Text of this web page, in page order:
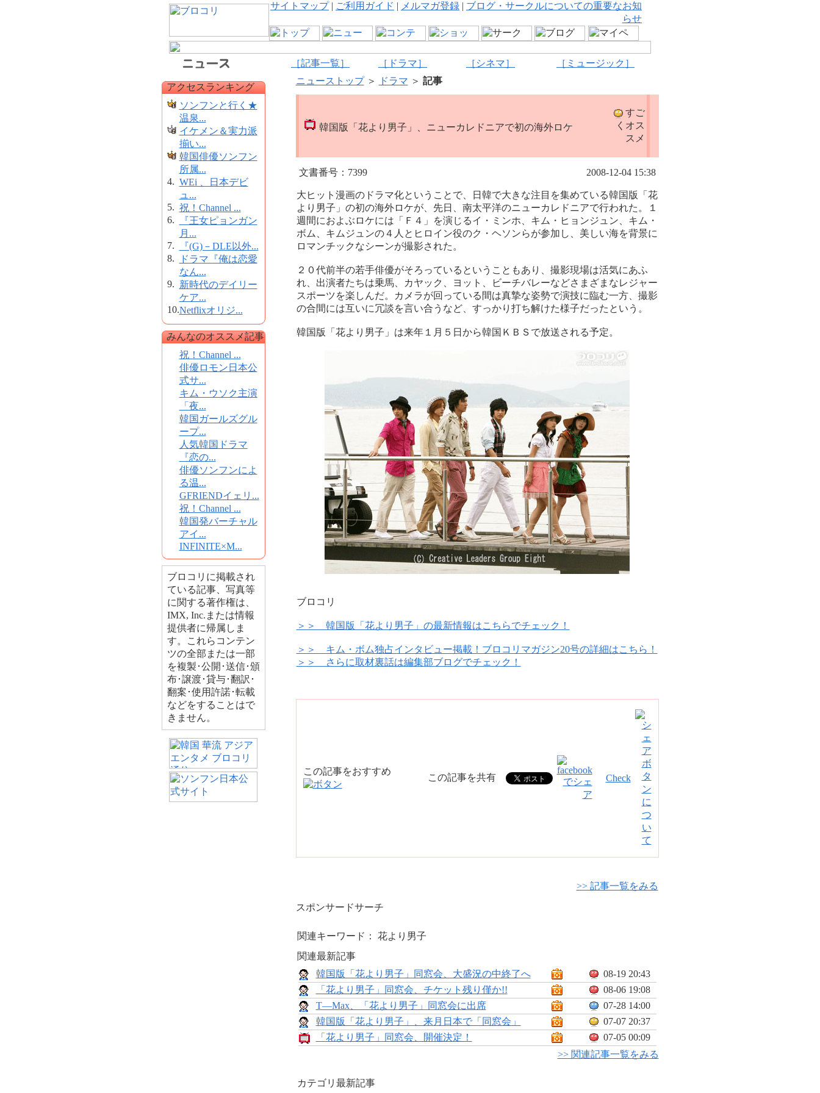
サイトマップ| ご利用ガイド | メルマガ登録 | ブログ・サークルについての重要なお知
らせ
［記事一覧］ ［ドラマ］ ［シネマ］ ［ミュージック］
アクセスランキング
ソンフンと行く★
温泉...
イケメン＆実力派
揃い...
韓国俳優ソンフン
所属...
4. WEi 、日本デビ
ュ...
5. 祝！Channel ...
6.
『王女ピョンガン
月...
7.
『(G)－DLE以外...
8.
ドラマ『俺は恋愛
なん...
9. 新時代のデイリー
ケア...
10.Netflixオリジ...
みんなのオススメ記事
祝！Channel ...
俳優ロモン日本公
式サ...
キム・ウソク主演
「夜...
韓国ガールズグル
ープ...
人気韓国ドラマ
『恋の...
俳優ソンフンによ
る温...
GFRIENDイェリ...
祝！Channel ...
韓国発バーチャル
アイ...
INFINITE×M...
ブロコリに掲載され
ている記事、写真等
に関する著作権は、
IMX, Inc.または情報
提供者に帰属しま
す。これらコンテン
ツの全部または一部
を複製･公開･送信･頒
布･譲渡･貸与･翻訳･
翻案･使用許諾･転載
などをすることはで
きません。
ニューストップ＞ ドラマ ＞ 記事
韓国版「花より男子」、ニューカレドニアで初の海外ロケ
すご
くオス
スメ
文書番号：7399 2008-12-04 15:38
大ヒット漫画のドラマ化ということで、日韓で大きな注目を集めている韓国版「花
より男子」の初の海外ロケが、先日、南太平洋のニューカレドニアで行われた。１
週間におよぶロケには「Ｆ４」を演じるイ・ミンホ、キム・ヒョンジュン、キム・
ボム、キムジュンの４人とヒロイン役のク・ヘソンらが参加し、美しい海を背景に
ロマンチックなシーンが撮影された。
２０代前半の若手俳優がそろっているということもあり、撮影現場は活気にあふ
れ、出演者たちは乗馬、カヤック、ヨット、ビーチバレーなどさまざまなレジャー
スポーツを楽しんだ。カメラが回っている間は真摯な姿勢で演技に臨む一方、撮影
の合間には互いに冗談を言い合うなど、すっかり打ち解けた様子だったという。
韓国版「花より男子」は来年１月５日から韓国ＫＢＳで放送される予定。
ブロコリ
＞＞ 韓国版「花より男子」の最新情報はこちらでチェック！
＞＞ キム・ボム独占インタビュー掲載！ブロコリマガジン20号の詳細はこちら！
＞＞ さらに取材裏話は編集部ブログでチェック！
この記事をおすすめ
この記事を共有 Check
>> 記事一覧をみる
スポンサードサーチ
関連キーワード： 花より男子
関連最新記事
韓国版「花より男子」同窓会、大盛況の中終了へ
08-19 20:43
「花より男子」同窓会、チケット残り僅か!!
08-06 19:08
T―Max、「花より男子」同窓会に出席
07-28 14:00
韓国版「花より男子」、来月日本で「同窓会」
07-07 20:37
「花より男子」同窓会、開催決定！
07-05 00:09
>> 関連記事一覧をみる
カテゴリ最新記事